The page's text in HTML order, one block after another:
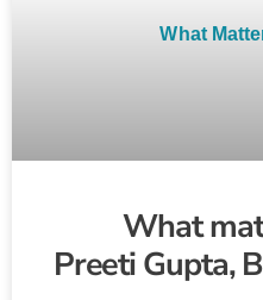
What
Preeti Gupta,